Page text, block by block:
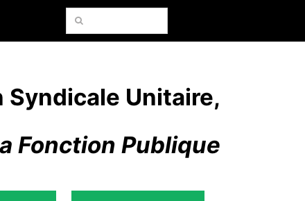
Rechercher:
Syndicale Unitaire,
Fonction Publique